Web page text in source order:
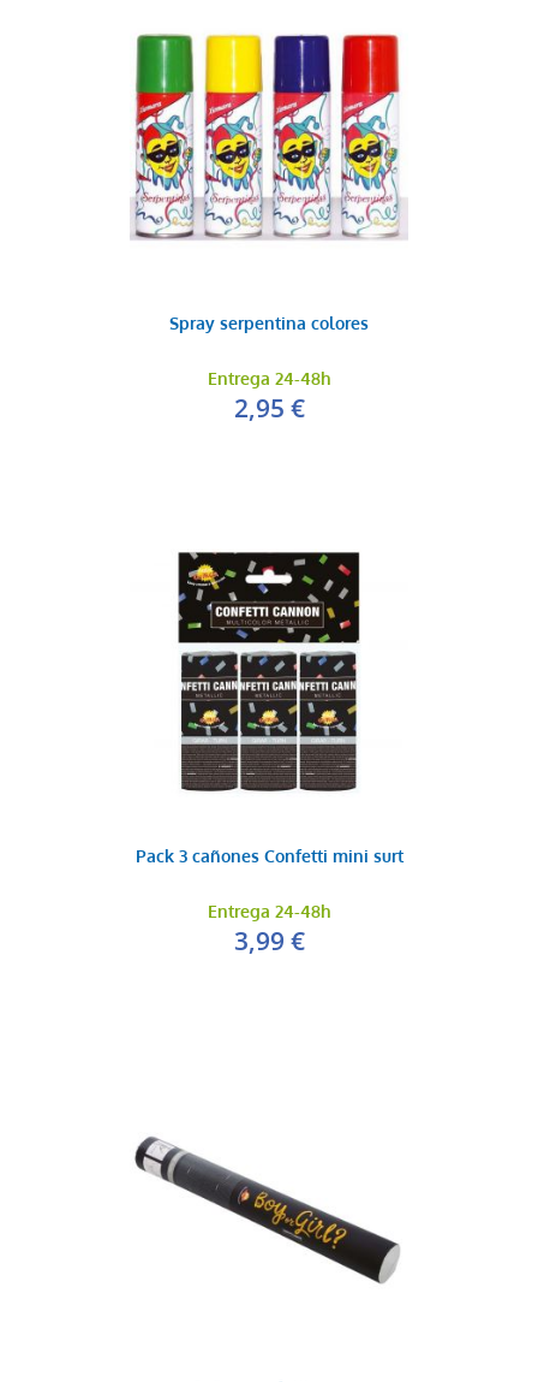
Spray serpentina colores
Entrega 24-48h
2,95 €
Pack 3 cañones Confetti mini surt
Entrega 24-48h
3,99 €